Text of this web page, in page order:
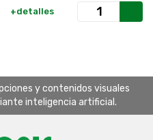
+detalles
y contenidos visuales
inteligencia artificial.